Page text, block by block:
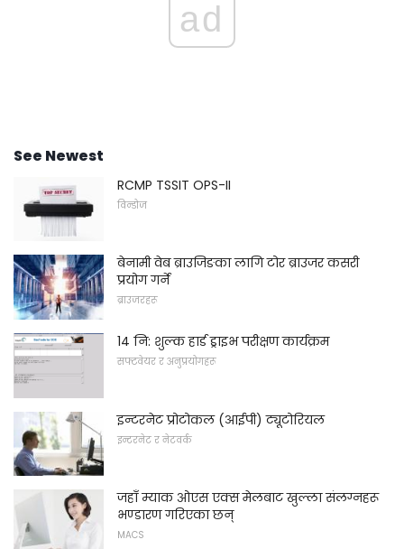
ad
See Newest
RCMP TSSIT OPS-II
विन्डोज
बेनामी वेब ब्राउजिङका लागि टोर ब्राउजर कसरी
प्रयोग गर्ने
ब्राउजरहरू
14 नि: शुल्क हार्ड ड्राइभ परीक्षण कार्यक्रम
सफ्टवेयर र अनुप्रयोगहरू
इन्टरनेट प्रोटोकल (आईपी) ट्यूटोरियल
इन्टरनेट र नेटवर्क
जहाँ म्याक ओएस एक्स मेलबाट खुल्ला संलग्नहरू
भण्डारण गरिएका छन्
MACS